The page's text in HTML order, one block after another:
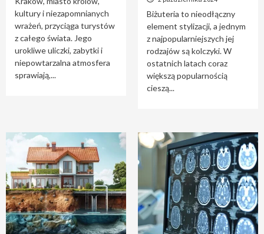
kultury i niezapomnianych
wrażeń, przyciąga turystów
z całego świata. Jego
urokliwe uliczki, zabytki i
niepowtarzalna atmosfera
sprawiają,...
Biżuteria to nieodłączny
element stylizacji, a jednym
z najpopularniejszych jej
rodzajów są kolczyki. W
ostatnich latach coraz
większą popularnością
cieszą...